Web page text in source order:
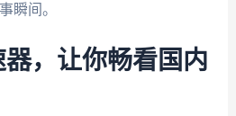
瞬间。
，让你畅看国内